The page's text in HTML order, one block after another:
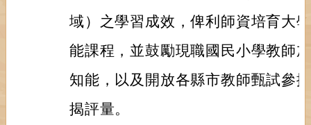
域）之學習成效，俾利師資培育大
能課程，並鼓勵現職國民小學教師
知能，以及開放各縣市教師甄試參
揭評量。